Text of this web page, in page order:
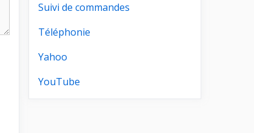
Suivi de commandes
Téléphonie
Yahoo
YouTube